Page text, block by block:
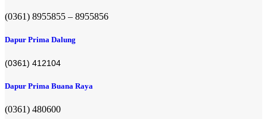
(0361) 8955855 – 8955856​
Dapur Prima Dalung
(0361) 412104
Dapur Prima Buana Raya
(0361) 480600